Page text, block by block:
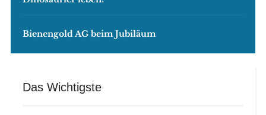
Bienengold AG beim Jubiläum
Das Wichtigste